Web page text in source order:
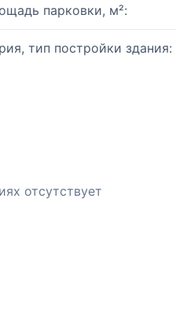
парковки, м²:
тип постройки здания:
отсутствует